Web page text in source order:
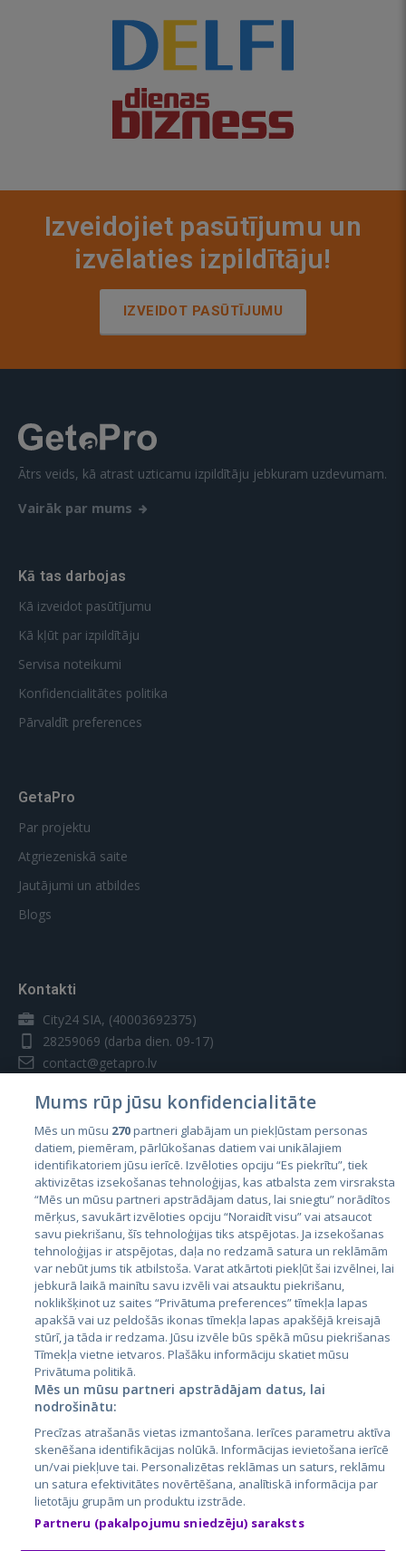
Izveidojiet pasūtījumu un
izvēlaties izpildītāju!
IZVEIDOT PASŪTĪJUMU
Ātrs veids, kā atrast uzticamu izpildītāju jebkuram uzdevumam.
Vairāk par mums
Kā tas darbojas
Kā izveidot pasūtījumu
Kā kļūt par izpildītāju
Servisa noteikumi
Konfidencialitātes politika
Pārvaldīt preferences
GetaPro
Par projektu
Atgriezeniskā saite
Jautājumi un atbildes
Blogs
Kontakti
City24 SIA, (40003692375)
28259069 (darba dien. 09-17)
contact@getapro.lv
Valstis
Igaunija
Latvija
Lietuva
City24.lv
City24.ee
GetaPro.lv
GetaPro.ee
Skelbiu.lt
Autoplius.lt
CVbankas.lt
Kainos.lt
Paslaugos.lt
auto24.ee
Osta.ee
Mums rūp jūsu konfidencialitāte
Mēs un mūsu 270partneri glabājam un piekļūstam personas
datiem, piemēram, pārlūkošanas datiem vai unikālajiem
identifikatoriem jūsu ierīcē. Izvēloties opciju “Es piekrītu”, tiek
aktivizētas izsekošanas tehnoloģijas, kas atbalsta zem virsraksta
“Mēs un mūsu partneri apstrādājam datus, lai sniegtu” norādītos
mērķus, savukārt izvēloties opciju “Noraidīt visu” vai atsaucot
savu piekrišanu, šīs tehnoloģijas tiks atspējotas. Ja izsekošanas
tehnoloģijas ir atspējotas, daļa no redzamā satura un reklāmām
var nebūt jums tik atbilstoša. Varat atkārtoti piekļūt šai izvēlnei, lai
jebkurā laikā mainītu savu izvēli vai atsauktu piekrišanu,
noklikšķinot uz saites “Privātuma preferences” tīmekļa lapas
apakšā vai uz peldošās ikonas tīmekļa lapas apakšējā kreisajā
stūrī, ja tāda ir redzama. Jūsu izvēle būs spēkā mūsu piekrišanas
Tīmekļa vietne ietvaros. Plašāku informāciju skatiet mūsu
Privātuma politikā.
Mēs un mūsu partneri apstrādājam datus, lai
nodrošinātu:
Precīzas atrašanās vietas izmantošana. Ierīces parametru aktīva
skenēšana identifikācijas nolūkā. Informācijas ievietošana ierīcē
un/vai piekļuve tai. Personalizētas reklāmas un saturs, reklāmu
un satura efektivitātes novērtēšana, analītiskā informācija par
lietotāju grupām un produktu izstrāde.
Partneru (pakalpojumu sniedzēju) saraksts